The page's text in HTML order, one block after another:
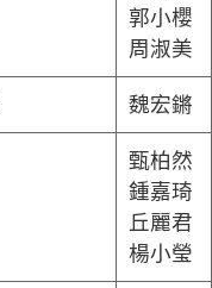
郭小櫻
周淑美
魏宏鏘
甄柏然
鍾嘉琦
丘麗君
楊小瑩